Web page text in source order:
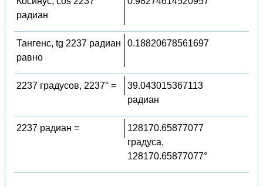
радиан
Тангенс, tg 2237 радиан
равно
0.18820678561697
2237 градусов, 2237° =
39.043015367113
радиан
2237 радиан =
128170.65877077
градуса,
128170.65877077°